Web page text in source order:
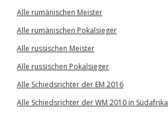
Alle rumänischen Meister
Alle rumänischen Pokalsieger
Alle russischen Meister
Alle russischen Pokalsieger
Alle Schiedsrichter der EM 2016
Alle Schiedsrichter der WM 2010 in Südafrika